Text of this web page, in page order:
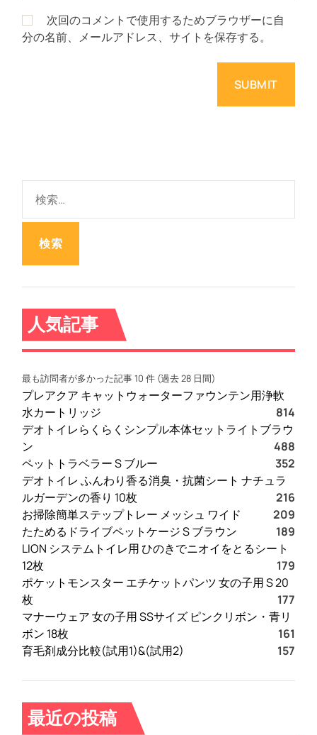
次回のコメントで使用するためブラウザーに自
分の名前、メールアドレス、サイトを保存する。
:
人気記事
最も訪問者が多かった記事 10 件 (過去 28 日間)
プレアクア キャットウォーターファウンテン用浄軟
水カートリッジ
814
デオトイレらくらくシンプル本体セットライトブラウ
ン
488
ペットトラベラー S ブルー
352
デオトイレ ふんわり香る消臭・抗菌シート ナチュラ
ルガーデンの香り 10枚
216
お掃除簡単ステップトレー メッシュ ワイド
209
たためるドライブペットケージ S ブラウン
189
LION システムトイレ用 ひのきでニオイをとるシート
12枚
179
ポケットモンスター エチケットパンツ 女の子用 S 20
枚
177
マナーウェア 女の子用 SSサイズ ピンクリボン・青リ
ボン 18枚
161
育毛剤成分比較(試用1)&(試用2)
157
最近の投稿